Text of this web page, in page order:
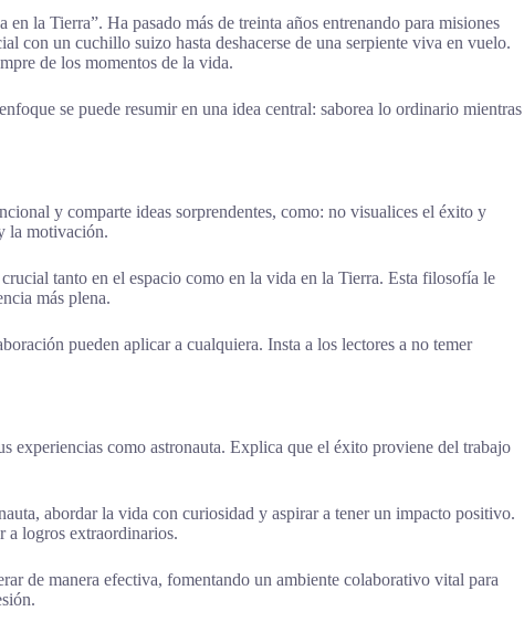
la Tierra”. Ha pasado más de treinta años entrenando para misiones
con un cuchillo suizo hasta deshacerse de una serpiente viva en vuelo.
de los momentos de la vida.
se puede resumir en una idea central: saborea lo ordinario mientras
y comparte ideas sorprendentes, como: no visualices el éxito y
la motivación.
tanto en el espacio como en la vida en la Tierra. Esta filosofía le
más plena.
pueden aplicar a cualquiera. Insta a los lectores a no temer
experiencias como astronauta. Explica que el éxito proviene del trabajo
abordar la vida con curiosidad y aspirar a tener un impacto positivo.
a logros extraordinarios.
de manera efectiva, fomentando un ambiente colaborativo vital para